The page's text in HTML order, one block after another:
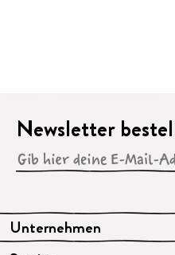
Unternehmen
Newsletter